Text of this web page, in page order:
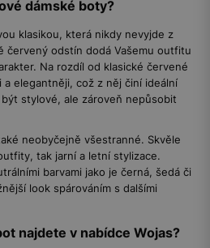
dámské boty?
klasikou, která nikdy nevyjde z
červený odstín dodá Vašemu outfitu
Na rozdíl od klasické červené
elegantněji, což z něj činí ideální
stylové, ale zároveň nepůsobit
neobyčejně všestranné. Skvěle
tak jarní a letní stylizace.
barvami jako je černá, šedá či
look spárováním s dalšími
najdete v nabídce Wojas?